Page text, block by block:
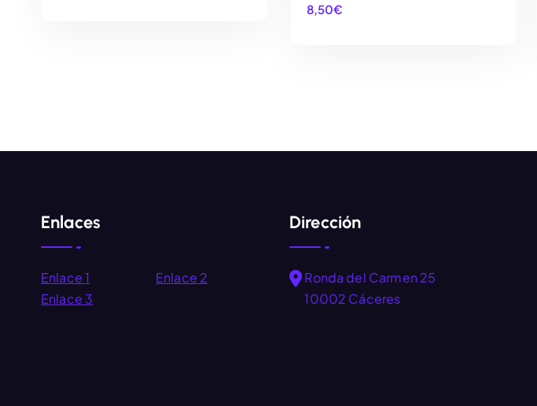
8,50€
Enlaces
Enlace 1
Enlace 2
Enlace 3
Dirección
Ronda del Carmen 25
10002 Cáceres